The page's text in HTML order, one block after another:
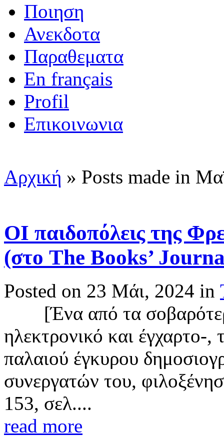
Ποιηση
Ανεκδοτα
Παραθεματα
En français
Profil
Επικοινωνια
Αρχική » Posts made in
ΟΙ παιδοπόλεις της
(στο The Books’
Posted on 23 Μάι, 2024 in
[Ένα από τα
ηλεκτρονικό και
παλαιού έγκυρου
συνεργατών του,
153, σελ....
read more